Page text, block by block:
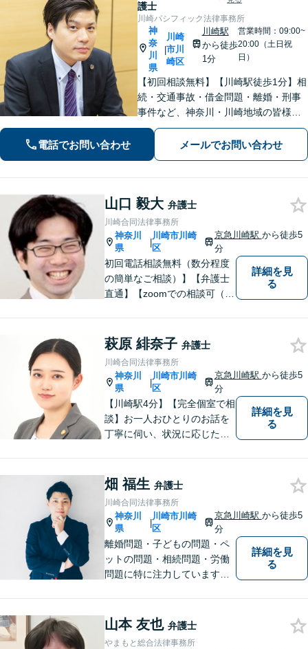
護士
川崎パシフィック法律事務所
神
奈
川
県
|
川崎
市川
崎区
川崎駅
から徒歩
1分
営業時間：09:00~
20:00（土日祝
日）
【初回相談無料】【川崎駅徒歩1分】相
続・交通事故・借金問題・離婚・刑事
事件など、神奈川・川崎地域の皆様の
法律問題を解決すべく、親身になって
取り組みます。クチコミ・リピーター
の方も多数。お気軽にお問い合わせ下
電話でお問い合わせ メールでお問い合わせ
山口 毅大 弁護士
川崎合同法律事務所
神奈川
県
|
川崎市川崎
区
京急川崎駅 から徒歩5
分
初回電話相談無料（数分程度
の簡単なご相談）】【弁護士
直通】【zoomでの相談可（有
「街医者」のような弁護士
詳細を見
る
萩原 緋奈子 弁護士
川崎合同法律事務所
神奈川
県
|
川崎市川崎
区
京急川崎駅 から徒歩5
分
【川崎駅4分】【完全個室で相
談】お一人おひとりのお話を
丁寧に伺い、状況に応じた解
これからの人生を諦めなくて
済むよう、精一杯お手伝いさ
せていただきます。【休日・
夜間面談可】
詳細を見
る
畑 福生 弁護士
川崎合同法律事務所
神奈川
県
|
川崎市川崎
区
京急川崎駅 から徒歩5
分
離婚問題・子どもの問題・ペ
ットの問題・相続問題・労働
問題に特に注力しています。
詳細を見
る
山本 友也 弁護士
やまもと総合法律事務所